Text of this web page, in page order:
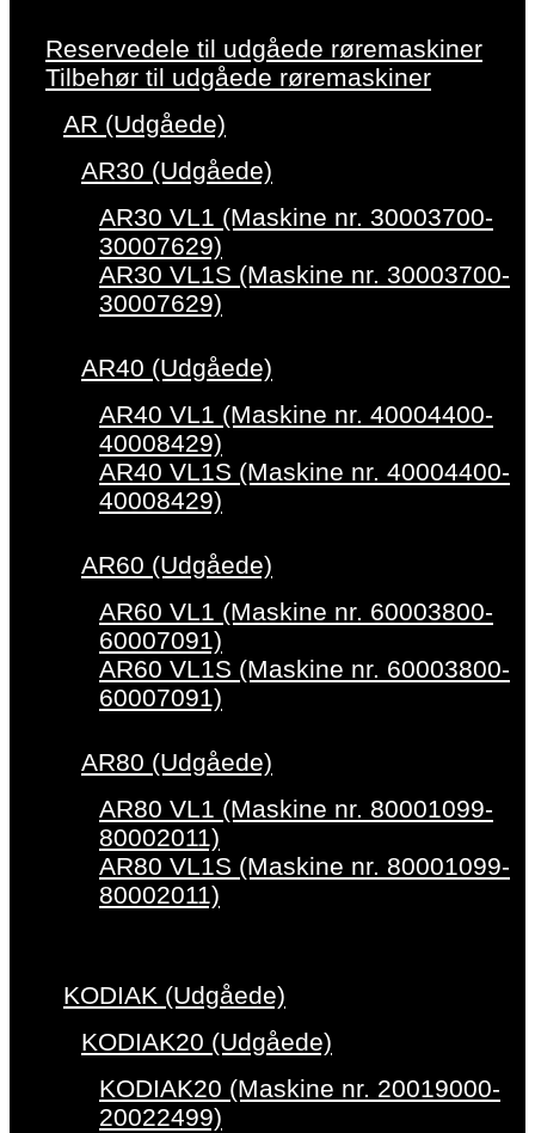
Reservedele til udgåede røremaskiner
Tilbehør til udgåede røremaskiner
AR (Udgåede)
AR30 (Udgåede)
AR30 VL1 (Maskine nr. 30003700-
30007629)
AR30 VL1S (Maskine nr. 30003700-
30007629)
AR40 (Udgåede)
AR40 VL1 (Maskine nr. 40004400-
40008429)
AR40 VL1S (Maskine nr. 40004400-
40008429)
AR60 (Udgåede)
AR60 VL1 (Maskine nr. 60003800-
60007091)
AR60 VL1S (Maskine nr. 60003800-
60007091)
AR80 (Udgåede)
AR80 VL1 (Maskine nr. 80001099-
80002011)
AR80 VL1S (Maskine nr. 80001099-
80002011)
KODIAK (Udgåede)
KODIAK20 (Udgåede)
KODIAK20 (Maskine nr. 20019000-
20022499)